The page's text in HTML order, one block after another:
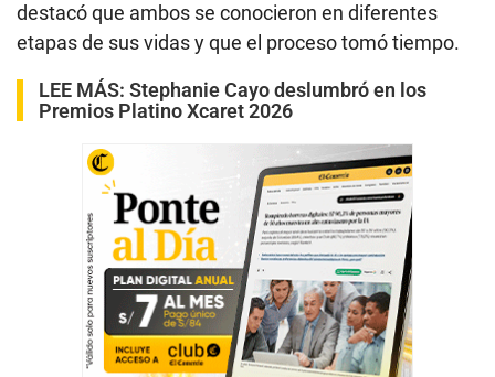
destacó que ambos se conocieron en diferentes
etapas de sus vidas y que el proceso tomó tiempo.
LEE MÁS: Stephanie Cayo deslumbró en los
Premios Platino Xcaret 2026